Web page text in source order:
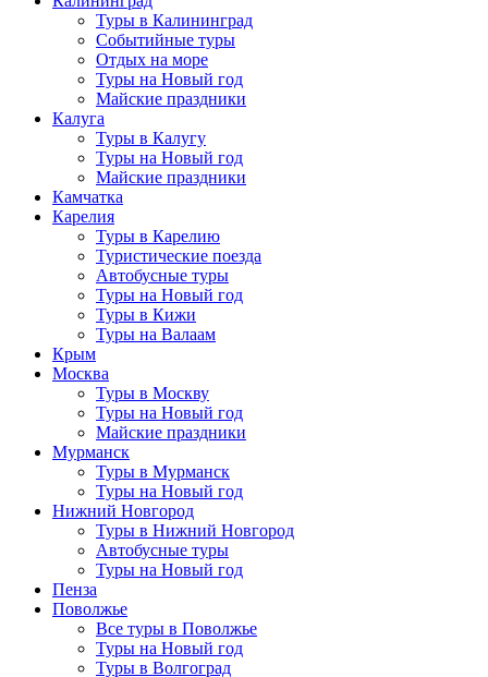
Туры в Калининград
Событийные туры
Отдых на море
Туры на Новый год
Майские праздники
Калуга
Туры в Калугу
Туры на Новый год
Майские праздники
Камчатка
Карелия
Туры в Карелию
Туристические поезда
Автобусные туры
Туры на Новый год
Туры в Кижи
Туры на Валаам
Крым
Москва
Туры в Москву
Туры на Новый год
Майские праздники
Мурманск
Туры в Мурманск
Туры на Новый год
Нижний Новгород
Туры в Нижний Новгород
Автобусные туры
Туры на Новый год
Пенза
Поволжье
Все туры в Поволжье
Туры на Новый год
Туры в Волгоград